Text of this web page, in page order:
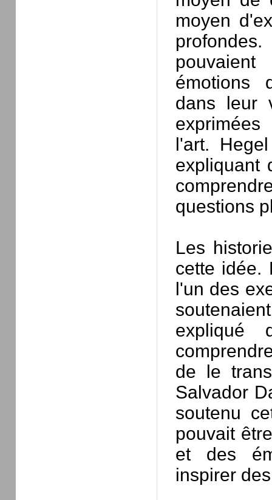
moyen
émotions
dans leur
l'art.
expliquant
questions
Les
cette idée.
l'un des
de le
Salvador
soutenu
pouvait
et des
inspirer